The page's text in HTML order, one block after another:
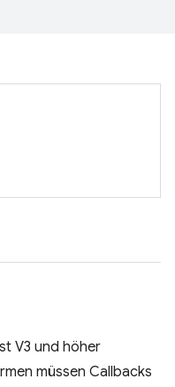
V3 und höher
müssen Callbacks